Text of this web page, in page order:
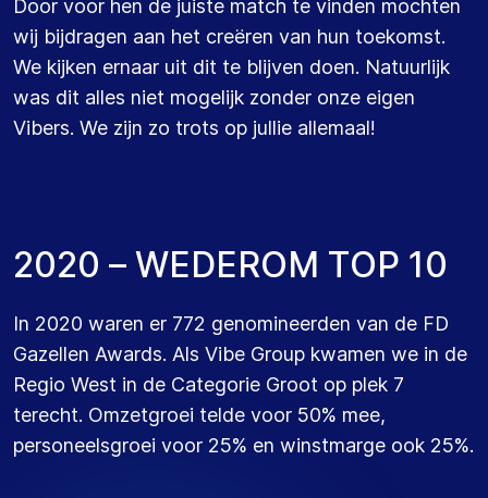
Door voor hen de juiste match te vinden mochten
wij bijdragen aan het creëren van hun toekomst.
We kijken ernaar uit dit te blijven doen. Natuurlijk
was dit alles niet mogelijk zonder onze eigen
Vibers. We zijn zo trots op jullie allemaal!
2020 – WEDEROM TOP 10
In 2020 waren er 772 genomineerden van de FD
Gazellen Awards. Als Vibe Group kwamen we in de
Regio West in de Categorie Groot op plek 7
terecht. Omzetgroei telde voor 50% mee,
personeelsgroei voor 25% en winstmarge ook 25%.